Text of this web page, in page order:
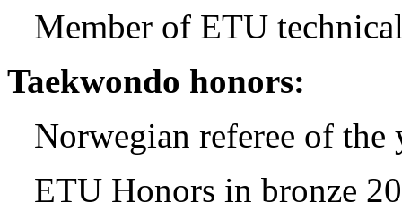
Member of ETU
Taekwondo honors:
Norwegian referee of the
ETU Honors in bronze